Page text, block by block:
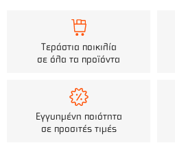
Τεράστια ποικιλία
σε όλα τα προϊόντα
Εγγυημένη ποιότητα
σε προσιτές τιμές